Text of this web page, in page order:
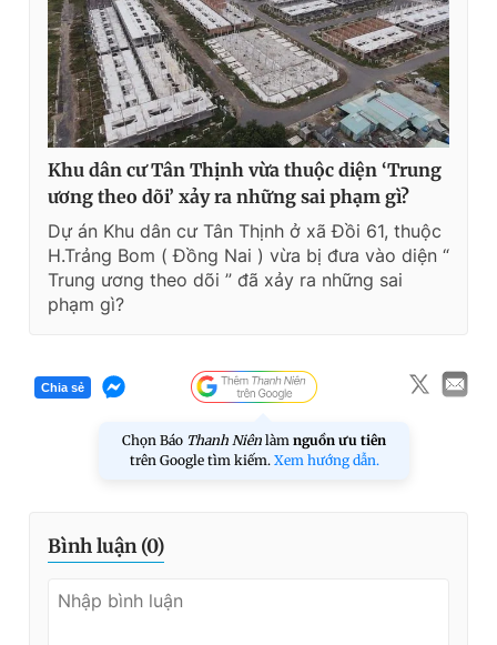
Khu dân cư Tân Thịnh vừa thuộc diện ‘Trung
ương theo dõi’ xảy ra những sai phạm gì?
Dự án Khu dân cư Tân Thịnh ở xã Đồi 61, thuộc
H.Trảng Bom ( Đồng Nai ) vừa bị đưa vào diện “
Trung ương theo dõi ” đã xảy ra những sai
phạm gì?
Chia sẻ
Chọn Báo Thanh Niên làm nguồn ưu tiên
trên Google tìm kiếm. Xem hướng dẫn.
Bình luận (0)